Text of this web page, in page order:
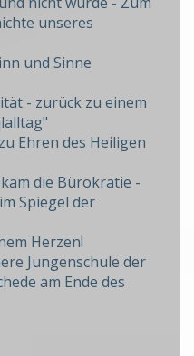
unseres
und Sinne
- zurück zu einem
Ehren des Heiligen
die Bürokratie -
Spiegel der
Herzen!
Jungenschule der
am Ende des